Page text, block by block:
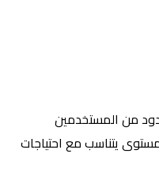
من المستخدمين
يتناسب مع احتياجات